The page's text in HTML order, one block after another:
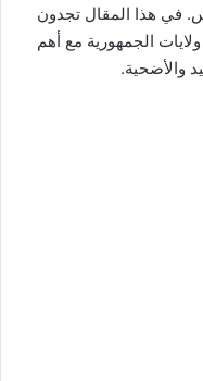
هذا المقال تجدون
الجمهورية مع أهم
والأضحية.